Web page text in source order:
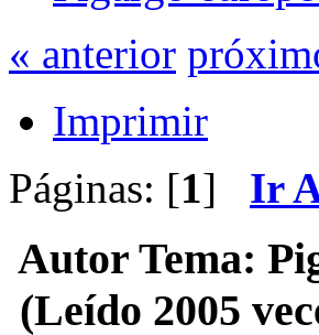
« anterior
Imprimir
Páginas: [1] Ir
Autor Tema:
(Leído 2005